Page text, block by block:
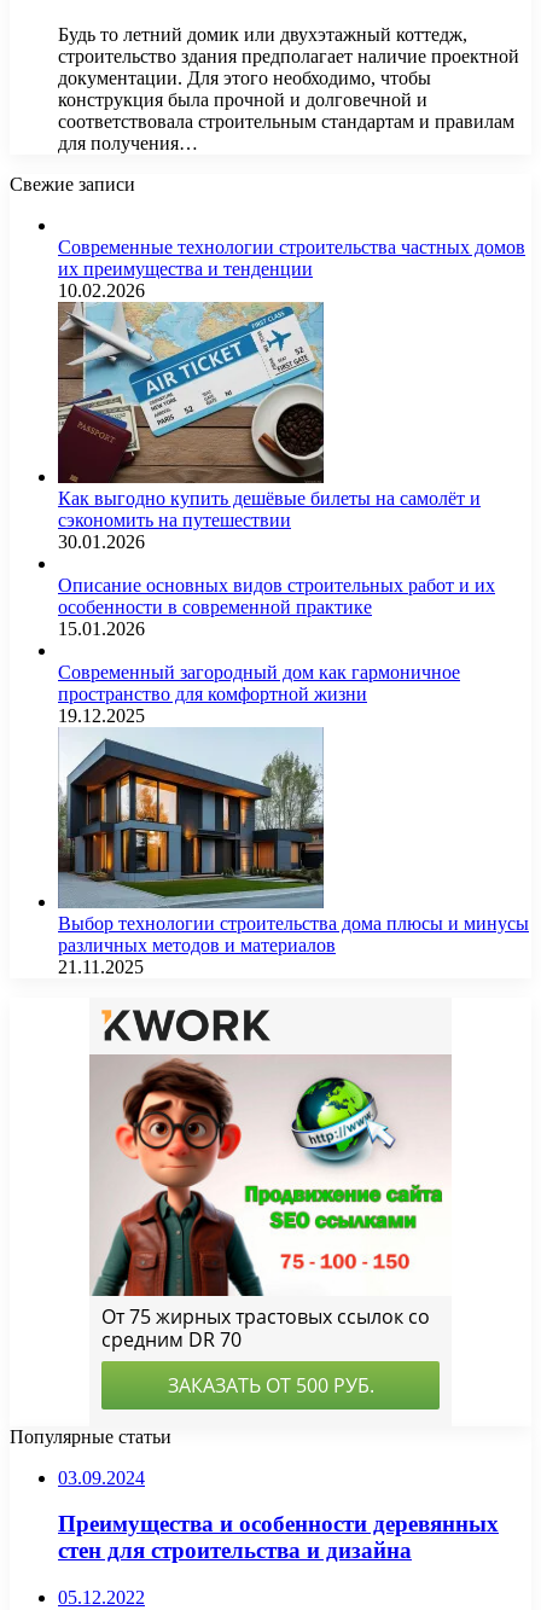
Будь то летний домик или двухэтажный коттедж,
строительство здания предполагает наличие проектной
документации. Для этого необходимо, чтобы
конструкция была прочной и долговечной и
соответствовала строительным стандартам и правилам
для получения…
Свежие записи
Современные технологии строительства частных домов
их преимущества и тенденции
10.02.2026
Как выгодно купить дешёвые билеты на самолёт и
сэкономить на путешествии
30.01.2026
Описание основных видов строительных работ и их
особенности в современной практике
15.01.2026
Современный загородный дом как гармоничное
пространство для комфортной жизни
19.12.2025
Выбор технологии строительства дома плюсы и минусы
различных методов и материалов
21.11.2025
Популярные статьи
03.09.2024
Преимущества и особенности деревянных
стен для строительства и дизайна
05.12.2022